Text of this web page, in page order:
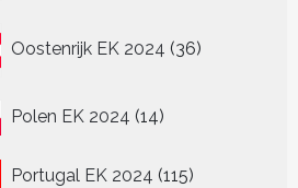
Oostenrijk EK 2024 36
producten
Polen EK 2024 1414
Portugal EK 2024 115115